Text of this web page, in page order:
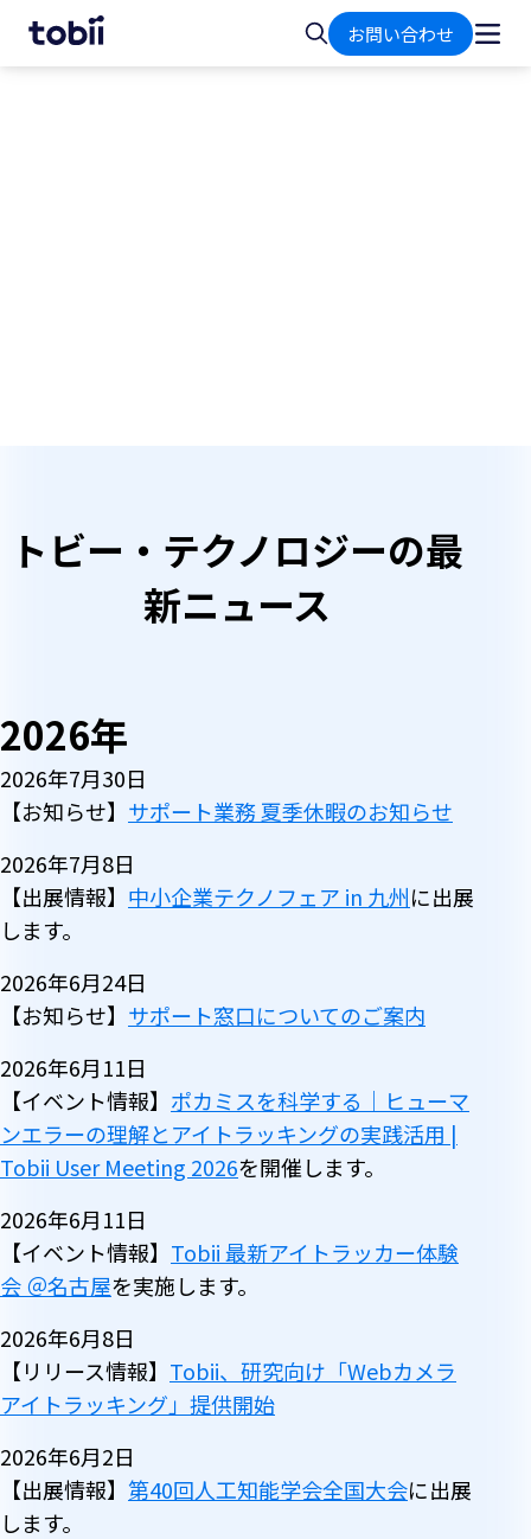
ー
検
索
お問い合わせ
トビー・テクノロジーの最
新ニュース
2026年
2026年7月30日
【お知らせ】 サポート業務 夏季休暇のお知らせ
2026年7月8日
【出展情報】 中小企業テクノフェア in 九州に出展
します。
2026年6月24日
【お知らせ】 サポート窓口についてのご案内
2026年6月11日
【イベント情報】 ポカミスを科学する｜ヒューマ
ンエラーの理解とアイトラッキングの実践活用 |
Tobii User Meeting 2026を開催します。
2026年6月11日
【イベント情報】 Tobii 最新アイトラッカー体験
会 ＠名古屋を実施します。
2026年6月8日
【リリース情報】 Tobii、研究向け「Webカメラ
アイトラッキング」提供開始
2026年6月2日
【出展情報】 第40回人工知能学会全国大会に出展
します。